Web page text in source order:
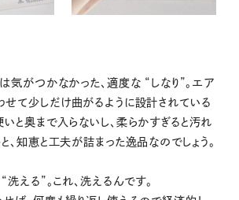
気がつかなかった、適度な “しなり”。エア
せて少しだけ曲がるように設計されている
いと奥まで入らないし、柔らかすぎると汚れ
、知恵と工夫が詰まった逸品なのでしょう。
える”。これ、洗えるんです。